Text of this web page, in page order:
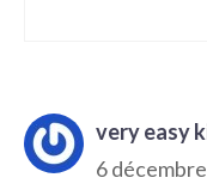
very easy
6